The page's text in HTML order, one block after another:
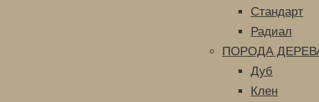
Стандарт
Радиал
ПОРОДА
Дуб
Клен